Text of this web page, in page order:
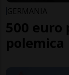
GERMANIA
500 euro
polemica